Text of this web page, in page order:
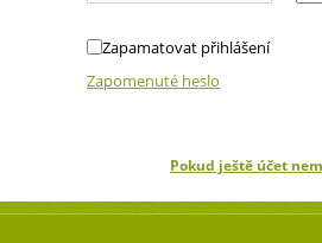
Zapamatovat přihlášení
Zapomenuté heslo
Pokud ještě účet